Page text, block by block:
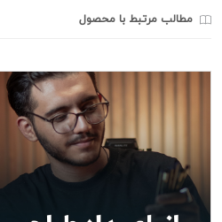
مطالب مرتبط با محصول